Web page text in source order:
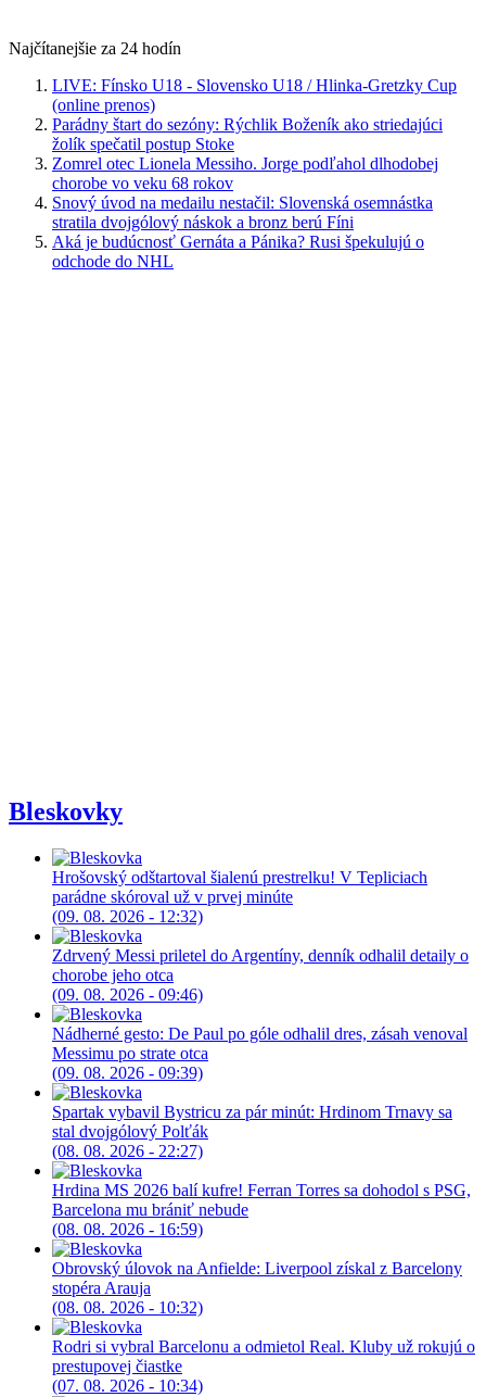
Najčítanejšie za 24 hodín
LIVE: Fínsko U18 - Slovensko U18 / Hlinka-Gretzky Cup
(online prenos)
Parádny štart do sezóny: Rýchlik Boženík ako striedajúci
žolík spečatil postup Stoke
Zomrel otec Lionela Messiho. Jorge podľahol dlhodobej
chorobe vo veku 68 rokov
Snový úvod na medailu nestačil: Slovenská osemnástka
stratila dvojgólový náskok a bronz berú Fíni
Aká je budúcnosť Gernáta a Pánika? Rusi špekulujú o
odchode do NHL
Bleskovky
Hrošovský odštartoval šialenú prestrelku! V Tepliciach
parádne skóroval už v prvej minúte
(09. 08. 2026 - 12:32)
Zdrvený Messi priletel do Argentíny, denník odhalil detaily o
chorobe jeho otca
(09. 08. 2026 - 09:46)
Nádherné gesto: De Paul po góle odhalil dres, zásah venoval
Messimu po strate otca
(09. 08. 2026 - 09:39)
Spartak vybavil Bystricu za pár minút: Hrdinom Trnavy sa
stal dvojgólový Polťák
(08. 08. 2026 - 22:27)
Hrdina MS 2026 balí kufre! Ferran Torres sa dohodol s PSG,
Barcelona mu brániť nebude
(08. 08. 2026 - 16:59)
Obrovský úlovok na Anfielde: Liverpool získal z Barcelony
stopéra Arauja
(08. 08. 2026 - 10:32)
Rodri si vybral Barcelonu a odmietol Real. Kluby už rokujú o
prestupovej čiastke
(07. 08. 2026 - 10:34)